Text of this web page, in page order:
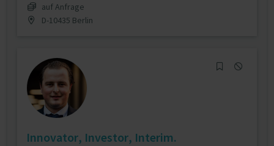
auf Anfrage
D-10435 Berlin
Innovator, Investor, Interim.